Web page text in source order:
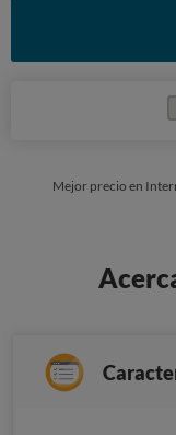
Mejor precio en